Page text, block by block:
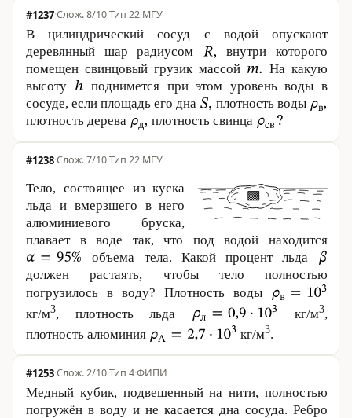
#1237· 8/10·Тип 22·МГУ
В цилиндрический сосуд с водой опускают
деревянный шар радиусом
внутри которого
помещен свинцовый грузик массой
На какую
высоту
поднимется при этом уровень воды в
сосуде, если площадь его дна
плотность воды
плотность дерева
плотность свинца
#1238· 7/10·Тип 22·МГУ
Тело, состоящее из куска
льда и вмерзшего в него
алюминиевого бруска,
плавает в воде так, что под водой находится
объема тела. Какой процент льда
должен растаять, чтобы тело полностью
погрузилось в воду? Плотность воды
кг/м3, плотность льда кг/м3,
плотность алюминия
кг/м3.
#1253· 2/10·Тип 4·ФИПИ
Медный кубик, подвешенный на нити, полностью
погружён в воду и не касается дна сосуда. Ребро